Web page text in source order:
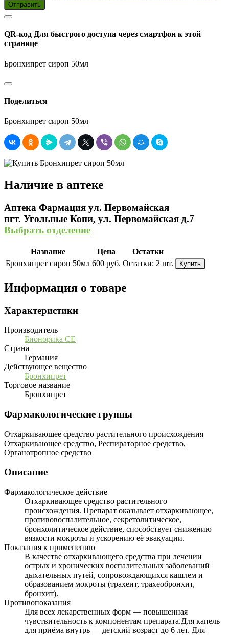
Отправить
QR-код Для быстрого доступа через смартфон к этой
странице
Бронхипрет сироп 50мл
Поделиться
Бронхипрет сироп 50мл
Наличие в аптеке
Аптека Фармация ул. Первомайская
пгт. Угольные Копи, ул. Первомайская д.7
Выбрать отделение
Название Цена
Остатки
Бронхипрет сироп 50мл 600 руб. Остатки: 2 шт. Купить
Информация о товаре
Характеристики
Производитель
Бионорика СЕ
Страна
Германия
Действующее вещество
Бронхипрет
Торговое название
Бронхипрет
Фармакологические группы
Отхаркивающее средство растительного происхождения
Отхаркивающее средство, Респираторное средство,
Органотропное средство
Описание
Фармакологическое действие
Отхаркивающее средство растительного
происхождения. Препарат оказывает отхаркивающее,
противовоспалительное, секретолитическое,
бронхолитическое действие, способствует снижению
вязкости мокроты и ускорению её эвакуации.
Показания к применению
В качестве отхаркивающего средства при лечении
острых и хронических воспалительных заболеваний
дыхательных путей, сопровождающихся кашлем и
образованием мокроты (трахеит, трахеобронхит,
бронхит).
Противопоказания
Для всех лекарственных форм — повышенная
чувствительность к компонентам препарата.Для капель
для приёма внутрь — детский возраст до 6 лет. Для